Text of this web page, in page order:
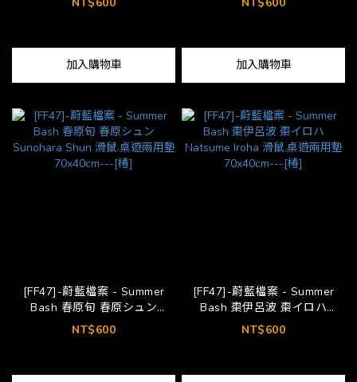
[HUTUTU]
加入購物車
Tachibana Nozomi 滑鼠.桌遊兩
加入購物車
[FF47]-蔚藍檔案 - Summer
Bash 春原旬 春原シュン
Sunohara Shun 滑鼠.桌遊兩用
墊 70x40cm---[椿]
NT$600
[FF47]-蔚藍檔案 - Summer
Bash 棗伊呂波 棗イロハ
Natsume Iroha 滑鼠.桌遊兩用
墊 70x40cm---[椿]
NT$600